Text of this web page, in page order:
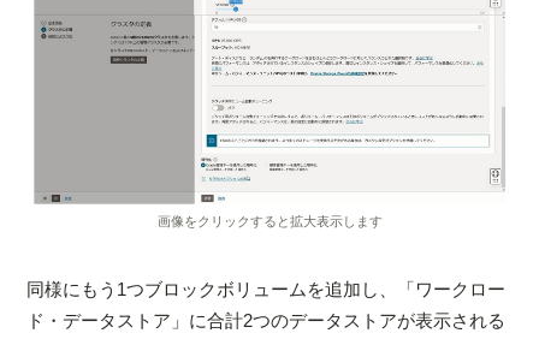
画像をクリックすると拡大表示します
同様にもう1つブロックボリュームを追加し、「ワークロー
ド・データストア」に合計2つのデータストアが表示される